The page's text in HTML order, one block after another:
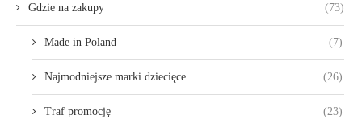
Gdzie na zakupy (73)
Made in Poland (7)
Najmodniejsze marki dziecięce (26)
Traf promocję (23)